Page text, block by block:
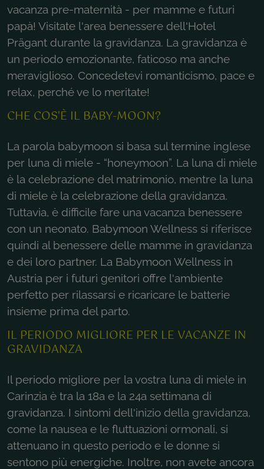
vacanza pre-maternità - per mamme e futuri
papà! Visitate l'area benessere dell'Hotel
Prägant durante la gravidanza. La gravidanza è
un periodo emozionante, faticoso ma anche
meraviglioso. Concedetevi romanticismo, pace e
relax, perché ve lo meritate!
CHE COS'È IL BABY-MOON?
La parola babymoon si basa sul termine inglese
per luna di miele - “honeymoon”. La luna di miele
è la celebrazione del matrimonio, mentre la luna
di miele è la celebrazione della gravidanza.
Tuttavia, è difficile fare una vacanza benessere
con un neonato. Babymoon Wellness si riferisce
quindi al benessere delle mamme in gravidanza
e dei loro partner. La Babymoon Wellness in
Austria per i futuri genitori offre l'ambiente
perfetto per rilassarsi e ricaricare le batterie
insieme prima del parto.
IL PERIODO MIGLIORE PER LE VACANZE IN
GRAVIDANZA
Il periodo migliore per la vostra luna di miele in
Carinzia è tra la 18a e la 24a settimana di
gravidanza. I sintomi dell'inizio della gravidanza,
come la nausea e le fluttuazioni ormonali, si
attenuano in questo periodo e le donne si
sentono più energiche. Inoltre, non avete ancora